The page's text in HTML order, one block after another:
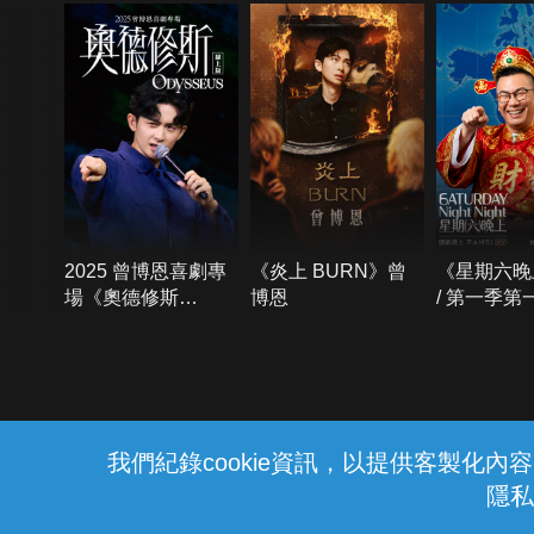
我們紀錄cookie資訊，以提供客製化內
隱
2025 曾博恩喜劇專
場《奧德修斯
《炎上 BURN》曾
博恩
《星期六
/ 第一季第